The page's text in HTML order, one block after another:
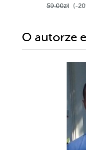
59.00zł (-
O autorze